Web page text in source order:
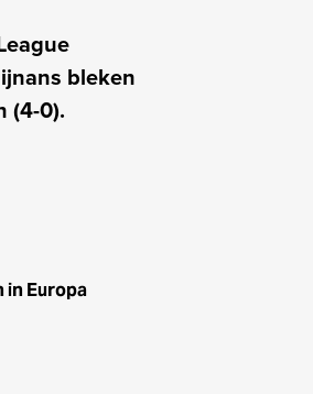
bleken
(4-0).
in Europa